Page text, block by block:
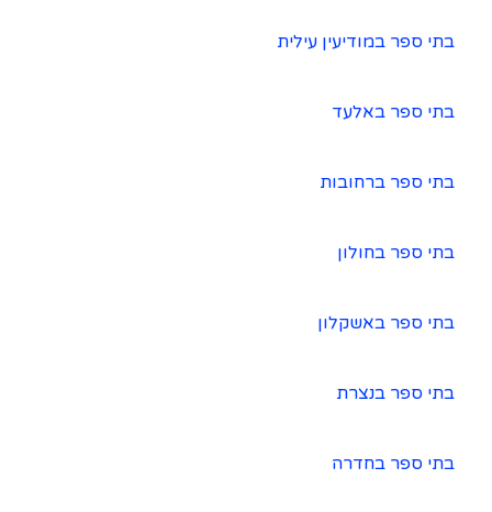
בתי ספר במודיעין עילית
בתי ספר באלעד
בתי ספר ברחובות
בתי ספר בחולון
בתי ספר באשקלון
בתי ספר בנצרת
בתי ספר בחדרה